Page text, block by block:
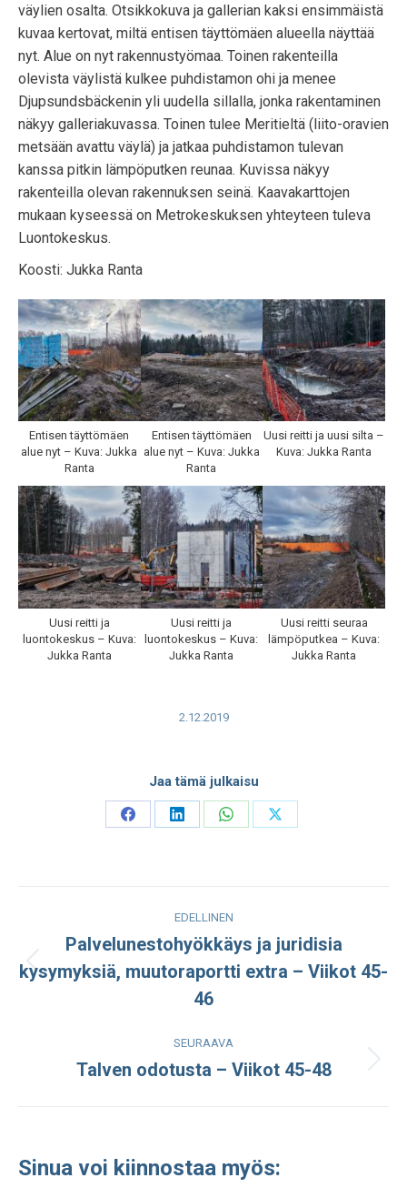
väylien osalta. Otsikkokuva ja gallerian kaksi ensimmäistä
kuvaa kertovat, miltä entisen täyttömäen alueella näyttää
nyt. Alue on nyt rakennustyömaa. Toinen rakenteilla
olevista väylistä kulkee puhdistamon ohi ja menee
Djupsundsbäckenin yli uudella sillalla, jonka rakentaminen
näkyy galleriakuvassa. Toinen tulee Meritieltä (liito-oravien
metsään avattu väylä) ja jatkaa puhdistamon tulevan
kanssa pitkin lämpöputken reunaa. Kuvissa näkyy
rakenteilla olevan rakennuksen seinä. Kaavakarttojen
mukaan kyseessä on Metrokeskuksen yhteyteen tuleva
Luontokeskus.
Koosti: Jukka Ranta
Entisen täyttömäen
alue nyt – Kuva: Jukka
Ranta
Entisen täyttömäen
alue nyt – Kuva: Jukka
Ranta
Uusi reitti ja uusi silta –
Kuva: Jukka Ranta
Uusi reitti ja
luontokeskus – Kuva:
Jukka Ranta
Uusi reitti ja
luontokeskus – Kuva:
Jukka Ranta
Uusi reitti seuraa
lämpöputkea – Kuva:
Jukka Ranta
2.12.2019
Jaa tämä julkaisu
Share
Share
Share
Share
navigation
EDELLINEN
Edellinen
julkaisu:
Palvelunestohyökkäys ja juridisia
kysymyksiä, muutoraportti extra – Viikot 45-
46
SEURAAVA
Seuraava
Talven odotusta – Viikot 45-48
Sinua voi kiinnostaa myös: